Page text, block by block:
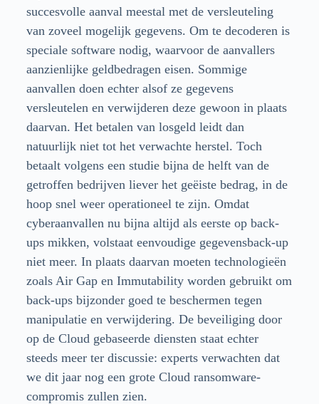
succesvolle aanval meestal met de versleuteling
van zoveel mogelijk gegevens. Om te decoderen is
speciale software nodig, waarvoor de aanvallers
aanzienlijke geldbedragen eisen. Sommige
aanvallen doen echter alsof ze gegevens
versleutelen en verwijderen deze gewoon in plaats
daarvan. Het betalen van losgeld leidt dan
natuurlijk niet tot het verwachte herstel. Toch
betaalt volgens een studie bijna de helft van de
getroffen bedrijven liever het geëiste bedrag, in de
hoop snel weer operationeel te zijn. Omdat
cyberaanvallen nu bijna altijd als eerste op back-
ups mikken, volstaat eenvoudige gegevensback-up
niet meer. In plaats daarvan moeten technologieën
zoals Air Gap en Immutability worden gebruikt om
back-ups bijzonder goed te beschermen tegen
manipulatie en verwijdering. De beveiliging door
op de Cloud gebaseerde diensten staat echter
steeds meer ter discussie: experts verwachten dat
we dit jaar nog een grote Cloud ransomware-
compromis zullen zien.